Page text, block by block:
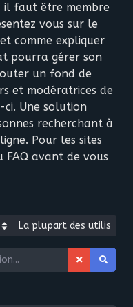
il faut être membre
vous sur le
comme expliquer
pourra gérer son
un fond de
et modératrices de
ci. Une solution
recherchant à
Pour les sites
avant de vous